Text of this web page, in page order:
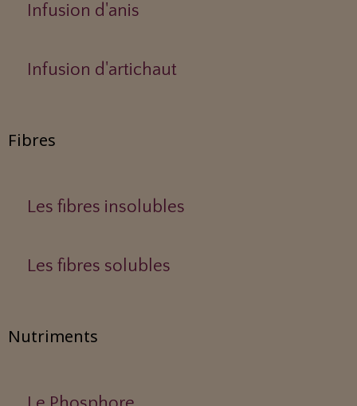
Infusion d'anis
Infusion d'artichaut
Fibres
Les fibres insolubles
Les fibres solubles
Nutriments